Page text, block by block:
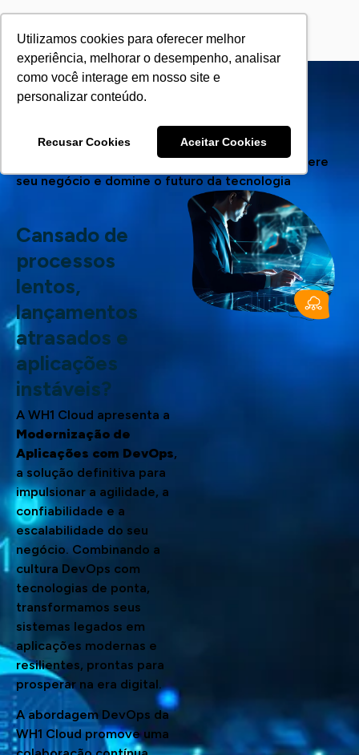
Utilizamos cookies para oferecer melhor
experiência, melhorar o desempenho, analisar
como você interage em nosso site e
personalizar conteúdo.
Recusar Cookies Aceitar Cookies
Modernização de
aplicações com DevOps
Modernização de Aplicações com DevOps: Acelere
seu negócio e domine o futuro da tecnologia
Cansado de
processos
lentos,
lançamentos
atrasados e
aplicações
instáveis?
A WH1 Cloud apresenta a
Modernização de
Aplicações com DevOps,
a solução definitiva para
impulsionar a agilidade, a
confiabilidade e a
escalabilidade do seu
negócio. Combinando a
cultura DevOps com
tecnologias de ponta,
transformamos seus
sistemas legados em
aplicações modernas e
resilientes, prontas para
prosperar na era digital.
A abordagem DevOps da
WH1 Cloud promove uma